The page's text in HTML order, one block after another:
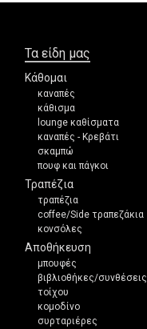
Τα είδη μας
Κάθομαι
καναπές
κάθισμα
lounge καθίσματα
καναπές - Κρεβάτι
σκαμπώ
πουφ και πάγκοι
Τραπέζια
τραπέζια
coffee/Side τραπεζάκια
κονσόλες
Αποθήκευση
μπουφές
βιβλιοθήκες/συνθέσεις
τοίχου
κομοδίνο
συρταριέρες